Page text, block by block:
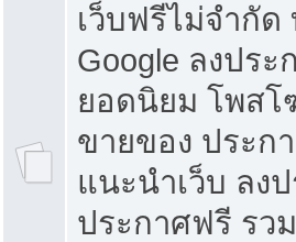
เว็บฟรีไม่จำกัด
Google ลงประ
ยอดนิยม โพส
ขายของ ประก
แนะนำเว็บ ลง
ประกาศฟรี รว